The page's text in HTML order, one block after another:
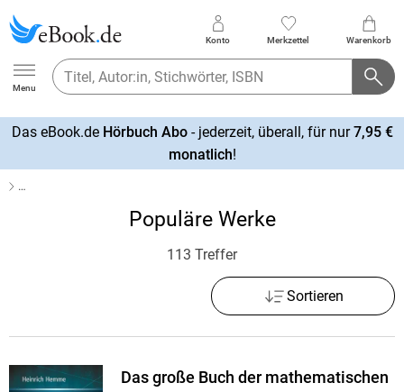
Ebook.de
Menu
Konto Merkzettel Warenkorb
Das eBook.de Hörbuch Abo- jederzeit, überall, für nur7,95 €
monatlich!
…
Populäre Werke
113 Treffer
Sortieren
Das große Buch der mathematischen